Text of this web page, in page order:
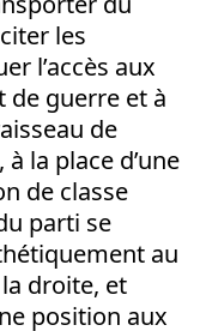
les
l’accès aux
guerre et à
de
la place d’une
de classe
parti se
au
droite, et
position aux